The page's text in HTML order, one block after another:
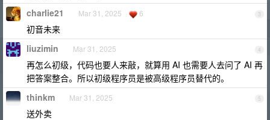
3
charlie21 Mar 31, 2025 6
初音未来
4
liuzimin Mar 31, 2025
再怎么初级，代码也要人来敲，就算用 AI 也需要人去问了 AI 再
把答案整合。所以初级程序员是被高级程序员替代的。
5
thinkm Mar 31, 2025
送外卖